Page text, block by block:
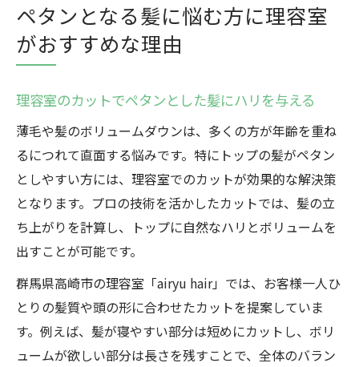
ペタンとなる髪に悩む方に理容室
がおすすめな理由
理容室のカットでペタンとした髪にハリを与える
薄毛や髪のボリュームダウンは、多くの方が年齢を重ね
るにつれて直面する悩みです。特にトップの髪がペタン
としやすい方には、理容室でのカットが効果的な解決策
となります。プロの技術を活かしたカットでは、髪の立
ち上がりを計算し、トップに自然なハリとボリュームを
出すことが可能です。
群馬県高崎市の理容室「airyu hair」では、お客様一人ひ
とりの髪質や頭の形に合わせたカットを提案していま
す。例えば、髪が寝やすい部分は短めにカットし、ボリ
ュームが欲しい部分は長さを残すことで、全体のバラン